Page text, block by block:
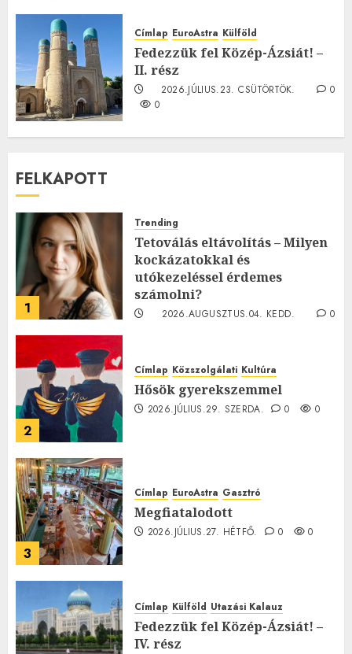
2026.JÚLIUS.23. CSÜTÖRTÖK.
0
Címlap EuroAstra Külföld
Fedezzük fel Közép-Ázsiát! –
II. rész
2026.JÚLIUS.23. CSÜTÖRTÖK.
0
0
FELKAPOTT
1
Trending
Tetoválás eltávolítás – Milyen
kockázatokkal és
utókezeléssel érdemes
számolni?
2026.AUGUSZTUS.04. KEDD.
0
2
Címlap Közszolgálati Kultúra
Hősök gyerekszemmel
2026.JÚLIUS.29. SZERDA. 0 0
3
Címlap EuroAstra Gasztró
Megfiatalodott
2026.JÚLIUS.27. HÉTFŐ. 0 0
Címlap Külföld Utazási Kalauz
Fedezzük fel Közép-Ázsiát! –
IV. rész